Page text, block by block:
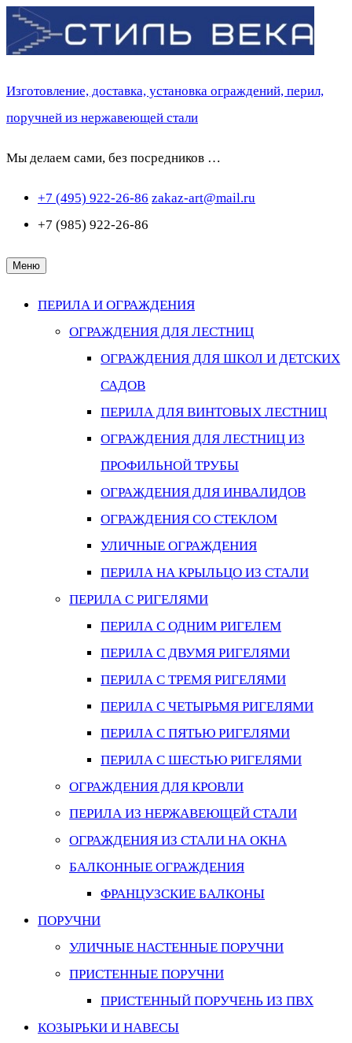
Перейти
к
Изготовление, доставка, установка ограждений, перил,
поручней из нержавеющей стали
Мы делаем сами, без посредников …
+7 (495) 922-26-86 zakaz-art@mail.ru
+7 (985) 922-26-86
Меню
ПЕРИЛА И ОГРАЖДЕНИЯ
ОГРАЖДЕНИЯ ДЛЯ ЛЕСТНИЦ
ОГРАЖДЕНИЯ ДЛЯ ШКОЛ И ДЕТСКИХ
САДОВ
ПЕРИЛА ДЛЯ ВИНТОВЫХ ЛЕСТНИЦ
ОГРАЖДЕНИЯ ДЛЯ ЛЕСТНИЦ ИЗ
ПРОФИЛЬНОЙ ТРУБЫ
ОГРАЖДЕНИЯ ДЛЯ ИНВАЛИДОВ
ОГРАЖДЕНИЯ СО СТЕКЛОМ
УЛИЧНЫЕ ОГРАЖДЕНИЯ
ПЕРИЛА НА КРЫЛЬЦО ИЗ СТАЛИ
ПЕРИЛА С РИГЕЛЯМИ
ПЕРИЛА С ОДНИМ РИГЕЛЕМ
ПЕРИЛА С ДВУМЯ РИГЕЛЯМИ
ПЕРИЛА С ТРЕМЯ РИГЕЛЯМИ
ПЕРИЛА С ЧЕТЫРЬМЯ РИГЕЛЯМИ
ПЕРИЛА С ПЯТЬЮ РИГЕЛЯМИ
ПЕРИЛА С ШЕСТЬЮ РИГЕЛЯМИ
ОГРАЖДЕНИЯ ДЛЯ КРОВЛИ
ПЕРИЛА ИЗ НЕРЖАВЕЮЩЕЙ СТАЛИ
ОГРАЖДЕНИЯ ИЗ СТАЛИ НА ОКНА
БАЛКОННЫЕ ОГРАЖДЕНИЯ
ФРАНЦУЗСКИЕ БАЛКОНЫ
ПОРУЧНИ
УЛИЧНЫЕ НАСТЕННЫЕ ПОРУЧНИ
ПРИСТЕННЫЕ ПОРУЧНИ
ПРИСТЕННЫЙ ПОРУЧЕНЬ ИЗ ПВХ
КОЗЫРЬКИ И НАВЕСЫ